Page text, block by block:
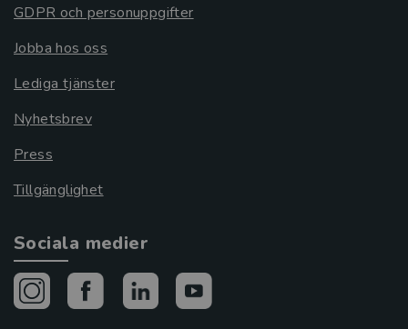
GDPR och personuppgifter
Jobba hos oss
Lediga tjänster
Nyhetsbrev
Press
Tillgänglighet
Sociala medier